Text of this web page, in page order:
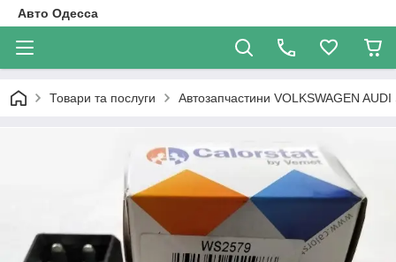
Авто Одесса
Товари та послуги Автозапчастини VOLKSWAGEN AUDI